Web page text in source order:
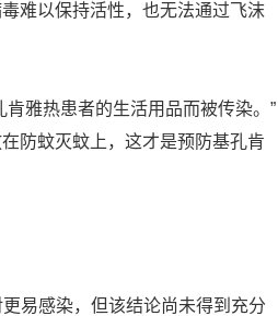
难以保持活性，也无法通过飞沫
雅热患者的生活用品而被传染。”
防蚊灭蚊上，这才是预防基孔肯
易感染，但该结论尚未得到充分